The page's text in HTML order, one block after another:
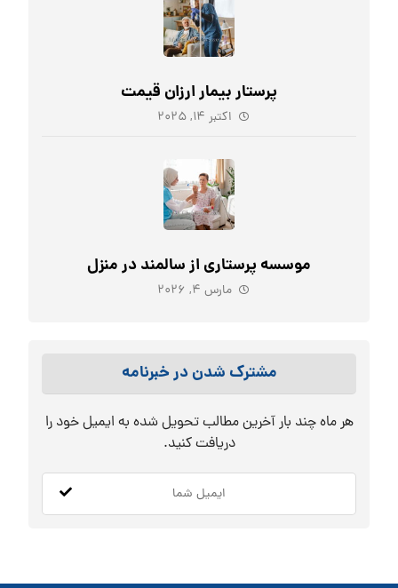
پرستار بیمار ارزان قیمت
اکتبر ۱۴, ۲۰۲۵
موسسه پرستاری از سالمند در منزل
مارس ۴, ۲۰۲۶
مشترک شدن در خبرنامه
هر ماه چند بار آخرین مطالب تحویل شده به ایمیل خود را
دریافت کنید.